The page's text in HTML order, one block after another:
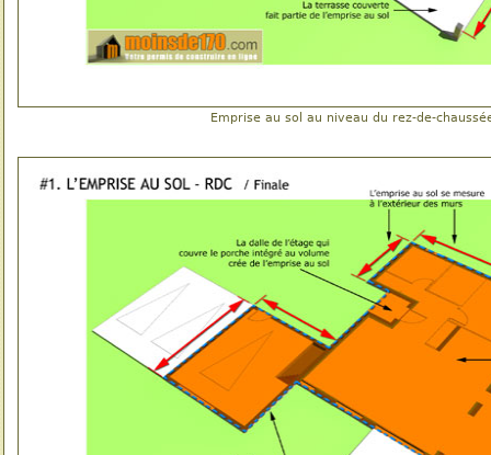
Emprise au sol au niveau du rez-de-